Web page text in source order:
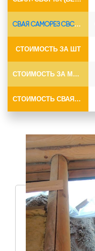
СВАЯ САМОРЕЗ СВС-Ø89*6.5
СТОИМОСТЬ ЗА ШТ
СТОИМОСТЬ ЗА МОНТАЖ
СТОИМОСТЬ СВАЯ+МОНТАЖ (БЕЗ ОГОЛОВКА)